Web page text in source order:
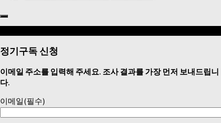
정기구독 신청
이메일 주소를 입력해 주세요. 조사 결과를 가장 먼저 보내드립니
다.
이메일(필수)